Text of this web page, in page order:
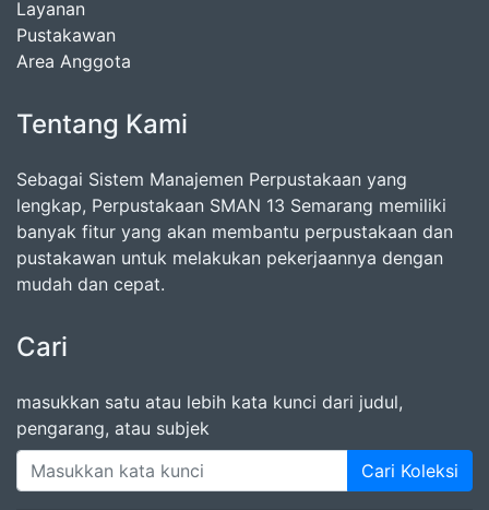
Layanan
Pustakawan
Area Anggota
Tentang Kami
Sebagai Sistem Manajemen Perpustakaan yang
lengkap, Perpustakaan SMAN 13 Semarang memiliki
banyak fitur yang akan membantu perpustakaan dan
pustakawan untuk melakukan pekerjaannya dengan
mudah dan cepat.
Cari
masukkan satu atau lebih kata kunci dari judul,
pengarang, atau subjek
Cari Koleksi